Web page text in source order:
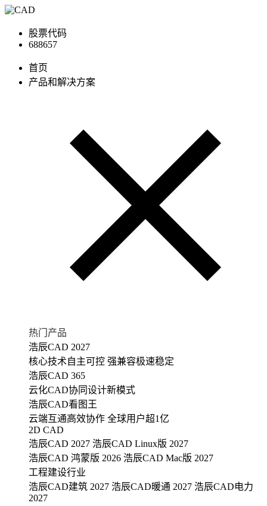
股票代码
688657
首页
产品和解决方案
热门产品
浩辰CAD 2027
核心技术自主可控 强兼容极速稳定
浩辰CAD 365
云化CAD协同设计新模式
浩辰CAD看图王
云端互通高效协作 全球用户超1亿
2D CAD
浩辰CAD 2027 浩辰CAD Linux版 2027
浩辰CAD 鸿蒙版 2026 浩辰CAD Mac版 2027
工程建设行业
浩辰CAD建筑 2027 浩辰CAD暖通 2027 浩辰CAD电力
2027